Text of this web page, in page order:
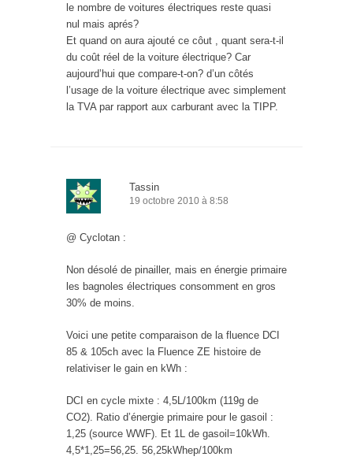
le nombre de voitures électriques reste quasi
nul mais aprés?
Et quand on aura ajouté ce côut , quant sera-t-il
du coût réel de la voiture électrique? Car
aujourd’hui que compare-t-on? d’un côtés
l’usage de la voiture électrique avec simplement
la TVA par rapport aux carburant avec la TIPP.
Tassin
19 octobre 2010 à 8:58
@ Cyclotan :
Non désolé de pinailler, mais en énergie primaire
les bagnoles électriques consomment en gros
30% de moins.
Voici une petite comparaison de la fluence DCI
85 & 105ch avec la Fluence ZE histoire de
relativiser le gain en kWh :
DCI en cycle mixte : 4,5L/100km (119g de
CO2). Ratio d’énergie primaire pour le gasoil :
1,25 (source WWF). Et 1L de gasoil=10kWh.
4,5*1,25=56,25. 56,25kWhep/100km